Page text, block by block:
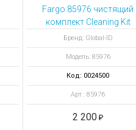
Fargo 85976 чистящий
комплект Cleaning Kit
Бренд: Global-ID
Модель: 85976
Код: 0024500
Арт.: 85976
2 200